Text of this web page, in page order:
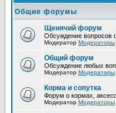
Общие форумы
Щенячий форум
Обсуждение вопросов
Модератор Модераторы
Общий форум
Обсуждение любых
Модератор Модераторы
Корма и сопутка
Форум о кормах,
Модератор Модераторы